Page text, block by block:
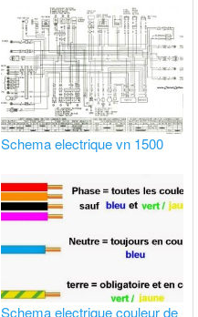
Schema electrique vn 1500
Schema electrique couleur de